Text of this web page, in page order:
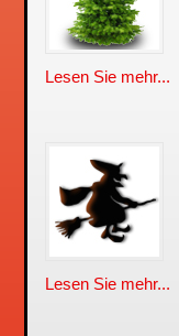
Lesen Sie mehr...
Lesen Sie mehr...